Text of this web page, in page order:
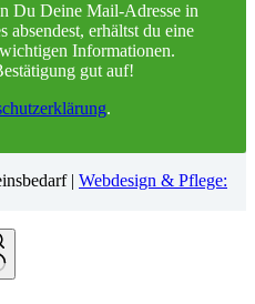
Du Deine Mail-Adresse in
absendest, erhältst du eine
Informationen.
gut auf!
.
| Webdesign & Pflege: